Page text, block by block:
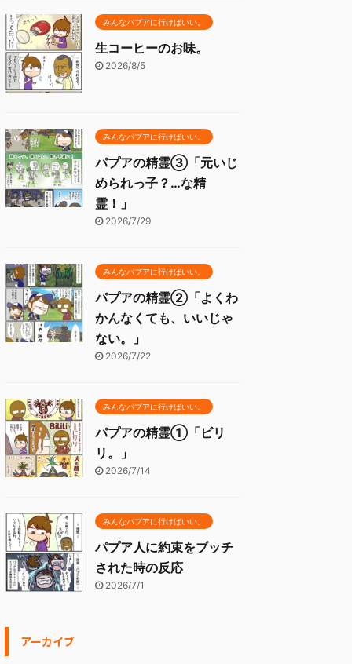
みんなパプアに行けばいい。
生コーヒーのお味。
2026/8/5
みんなパプアに行けばいい。
パプアの精霊③「元いじ
められっ子？…な精
霊！」
2026/7/29
みんなパプアに行けばいい。
パプアの精霊②「よくわ
かんなくても、いいじゃ
ない。」
2026/7/22
みんなパプアに行けばいい。
パプアの精霊①「ビリ
リ。」
2026/7/14
みんなパプアに行けばいい。
パプア人に約束をブッチ
された時の反応
2026/7/1
アーカイブ